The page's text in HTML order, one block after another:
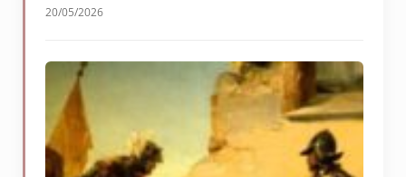
20/05/2026